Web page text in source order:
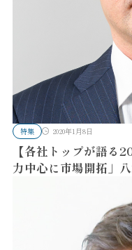
特集 2020年1月8日
【各社トップが語る
力中心に市場開拓」